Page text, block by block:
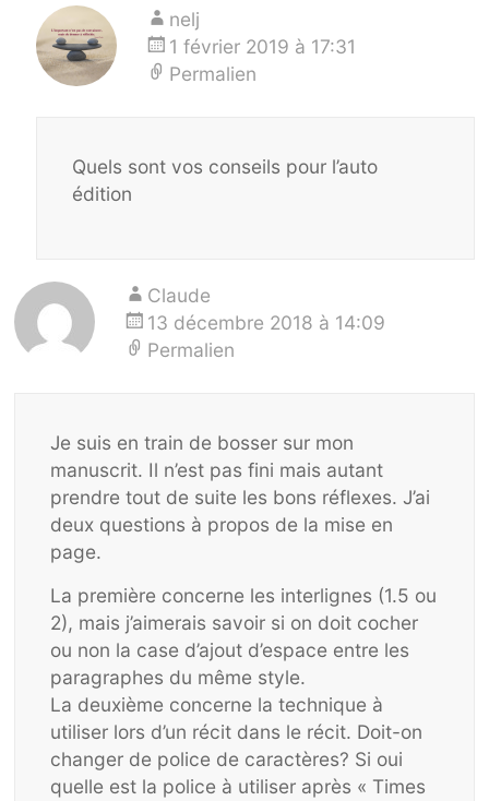
nelj
1 février 2019 à 17:31
Permalien
Quels sont vos conseils pour l’auto
édition
Claude
13 décembre 2018 à 14:09
Permalien
Je suis en train de bosser sur mon
manuscrit. Il n’est pas fini mais autant
prendre tout de suite les bons réflexes. J’ai
deux questions à propos de la mise en
page.
La première concerne les interlignes (1.5 ou
2), mais j’aimerais savoir si on doit cocher
ou non la case d’ajout d’espace entre les
paragraphes du même style.
La deuxième concerne la technique à
utiliser lors d’un récit dans le récit. Doit-on
changer de police de caractères? Si oui
quelle est la police à utiliser après « Times